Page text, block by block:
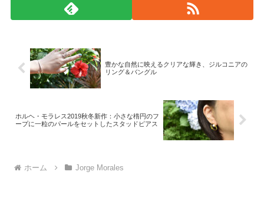
豊かな自然に映えるクリアな輝き、ジルコニアの
リング＆バングル
ホルヘ・モラレス2019秋冬新作：小さな楕円のフ
ープに一粒のパールをセットしたスタッドピアス
ホーム Jorge Morales